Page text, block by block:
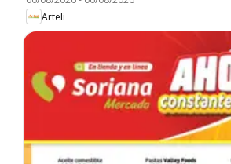
Arteli